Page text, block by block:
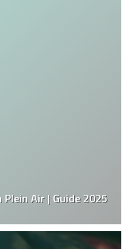
Air | Guide 2025